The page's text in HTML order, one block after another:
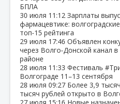
БПЛА
30 июля 11:12 Зарплаты
фармацевтике:
топ‑15 рейтинга
29 июля 17:46 Объявлен
через Волго‑Донской канал
районе
28 июля 11:33 Фестиваль
Волгограде 11–13 сентября
28 июля 09:27 Более 3,9
тысяч рублей открыто в